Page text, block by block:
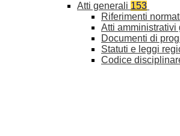
Atti generali 153
Riferimenti
Atti amministrativi
Documenti di
Statuti e leggi
Codice